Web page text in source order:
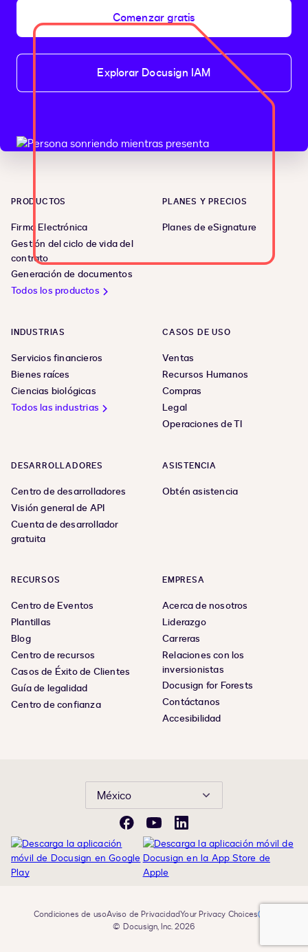
Comenzar gratis
Explorar Docusign IAM
PRODUCTOS
Firma Electrónica
Gestión del ciclo de vida del
contrato
Generación de documentos
Todos los productos
PLANES Y PRECIOS
Planes de eSignature
INDUSTRIAS
Servicios financieros
Bienes raíces
Ciencias biológicas
Todos las industrias
CASOS DE USO
Ventas
Recursos Humanos
Compras
Legal
Operaciones de TI
DESARROLLADORES
Centro de desarrolladores
Visión general de API
Cuenta de desarrollador
gratuita
ASISTENCIA
Obtén asistencia
RECURSOS
Centro de Eventos
Plantillas
Blog
Centro de recursos
Casos de Éxito de Clientes
Guía de legalidad
Centro de confianza
EMPRESA
Acerca de nosotros
Liderazgo
Carreras
Relaciones con los
inversionistas
Docusign for Forests
Contáctanos
Accesibilidad
México
FacebookYouTubeLinkedIn
Condiciones de usoAviso de PrivacidadYour Privacy Choices
© Docusign, Inc. 2026